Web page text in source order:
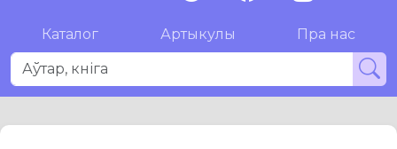
Каталог Артыкулы Пра нас